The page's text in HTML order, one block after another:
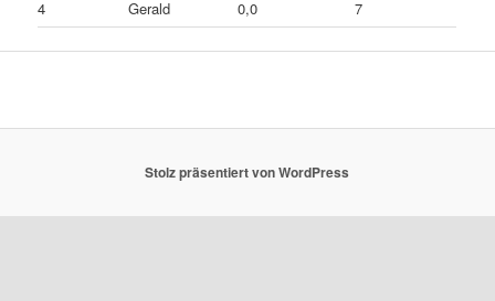
4
Gerald 0,0 7
Stolz präsentiert von WordPress